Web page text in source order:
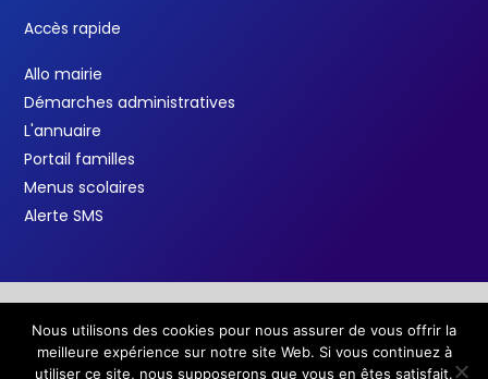
Accès rapide
Allo mairie
Démarches administratives
L'annuaire
Portail familles
Menus scolaires
Alerte SMS
Copyright © 2026 Ville de Salindres /Mentions légales
F
a
T
w
Y
o
Nous utilisons des cookies pour nous assurer de vous offrir la
meilleure expérience sur notre site Web. Si vous continuez à
utiliser ce site, nous supposerons que vous en êtes satisfait.